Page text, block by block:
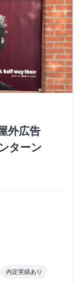
外広告
ターン
内定実績あり